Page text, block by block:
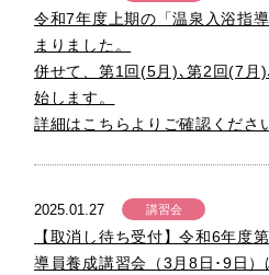
令和7年度上期の「温泉入浴指
まりました。
併せて、第1回(5月)､第2回(7月
始します。
詳細はこちらよりご確認くださ
2025.01.27 講習会
【取消し待ち受付】令和6年度
導員養成講習会（3月8日･9日